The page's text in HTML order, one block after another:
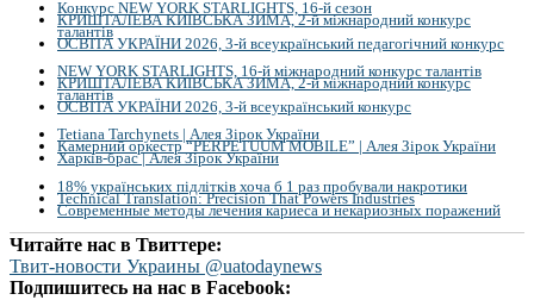
Конкурс NEW YORK STARLIGHTS, 16-й сезон
КРИШТАЛЕВА КИЇВСЬКА ЗИМА, 2-й міжнародний конкурс
талантів
ОСВІТА УКРАЇНИ 2026, 3-й всеукраїнський педагогічний конкурс
NEW YORK STARLIGHTS, 16-й міжнародний конкурс талантів
КРИШТАЛЕВА КИЇВСЬКА ЗИМА, 2-й міжнародний конкурс
талантів
ОСВІТА УКРАЇНИ 2026, 3-й всеукраїнський конкурс
Tetiana Tarchynets | Алея Зірок України
Камерний оркестр “PERPETUUM MOBILE” | Алея Зірок України
Харків-брас | Алея Зірок України
18% українських підлітків хоча б 1 раз пробували накротики
Technical Translation: Precision That Powers Industries
Современные методы лечения кариеса и некариозных поражений
Читайте нас в Твиттере:
Твит-новости Украины @uatodaynews
Подпишитесь на нас в Facebook: